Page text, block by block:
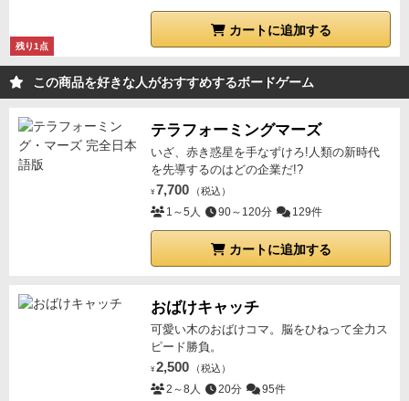
残り1点
カートに追加する
この商品を好きな人がおすすめするボードゲーム
テラフォーミングマーズ
いざ、赤き惑星を手なずけろ!人類の新時代
を先導するのはどの企業だ!?
¥ 7,700 （税込）
1～5人 90～120分 129件
カートに追加する
おばけキャッチ
可愛い木のおばけコマ。脳をひねって全力ス
ピード勝負。
¥ 2,500 （税込）
2～8人 20分 95件